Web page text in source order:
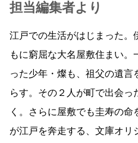
担当編集者より
江戸での生活がはじまった。
もに窮屈な大名屋敷住まい。
った少年・燦も、祖父の遺言
らす。その２人が町で出会っ
く。さらに屋敷でも圭寿の
が江戸を奔走する、文庫オリ